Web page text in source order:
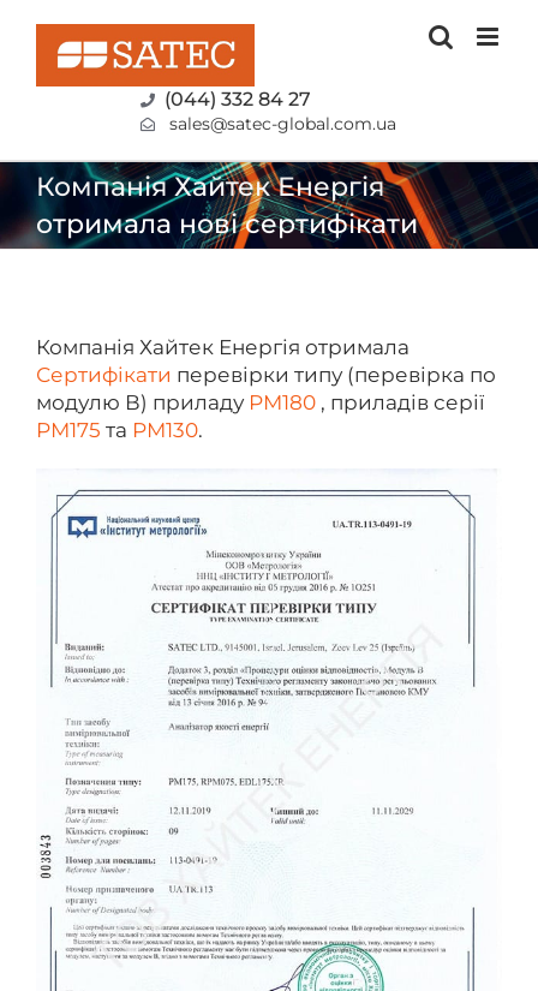
content
(044) 332 84 27
sales@satec-global.com.ua
Компанія Хайтек Енергія
отримала нові сертифікати
Компанія Хайтек Енергія отримала
Сертифікати перевірки типу (перевірка по
модулю В) приладу РМ180 , приладів серії
РМ175 та РМ130.